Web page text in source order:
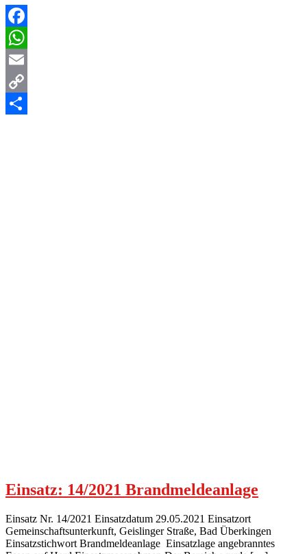
Facebook
WhatsApp
Email
Copy
Einsatz: 14/2021 Brandmeldeanlage
Einsatz Nr. 14/2021 Einsatzdatum 29.05.2021 Einsatzort
Gemeinschaftsunterkunft, Geislinger Straße, Bad Überkingen
Einsatzstichwort Brandmeldeanlage Einsatzlage angebranntes